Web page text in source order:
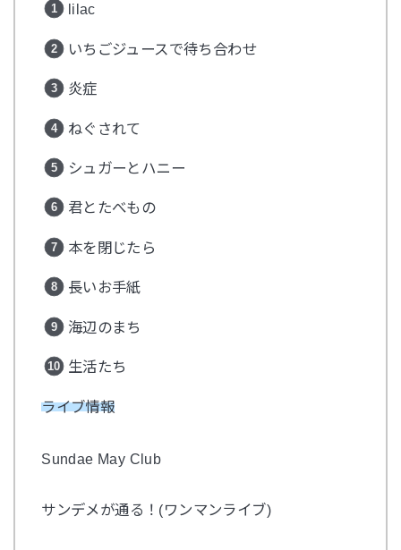
lilac
いちごジュースで待ち合わせ
炎症
ねぐされて
シュガーとハニー
君とたべもの
本を閉じたら
長いお手紙
海辺のまち
生活たち
ライブ情報
Sundae May Club
サンデメが通る！ (ワンマンライブ)